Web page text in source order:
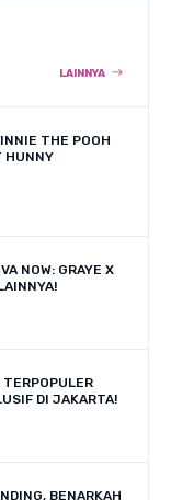
LAINNYA
THE POOH
HUNNY
NOW: GRAYE X
TERPOPULER
DI JAKARTA!
BENARKAH